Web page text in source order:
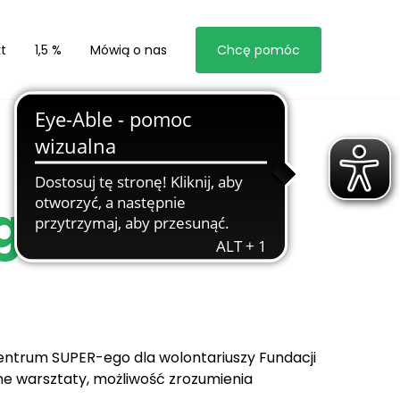
1,5 % Mówią o nas Chcę pomóc
SUPER-ego dla wolontariuszy Fundacji
warsztaty, możliwość zrozumienia